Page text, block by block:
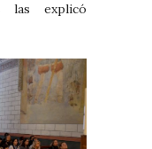
las explicó